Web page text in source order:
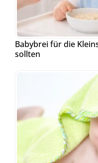
Babybrei für die
sollten